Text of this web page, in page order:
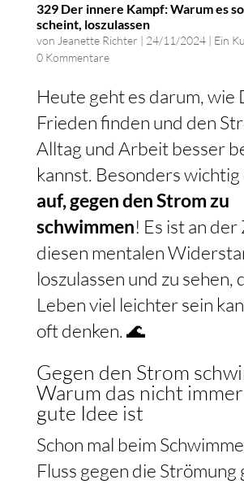
329 Der innere Kampf: Warum es
scheint, loszulassen
von Jeanette Richter | 24/11/2024| Ein
0 Kommentare
Heute geht es darum, wie
Frieden finden und den
Alltag und Arbeit besser
kannst. Besonders wichtig
auf, gegen den Strom zu
schwimmen! Es ist an der
diesen mentalen
loszulassen und zu sehen,
Leben viel leichter sein
oft denken. 🌊
Gegen den Strom
Warum das nicht
gute Idee ist
Schon mal beim
Fluss gegen die Strömung